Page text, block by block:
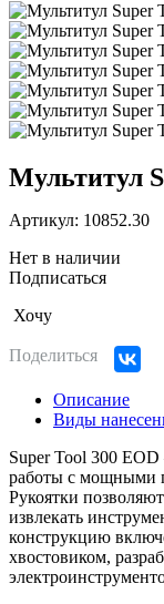
Мультитул
Артикул: 10852.30
Нет в наличии
Подписаться
Хочу
Поделиться
Описание
Виды
Super Tool 300
работы с мощными
Рукоятки
извлекать
конструкцию
хвостовиком,